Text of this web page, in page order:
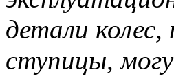
детали
ступицы,